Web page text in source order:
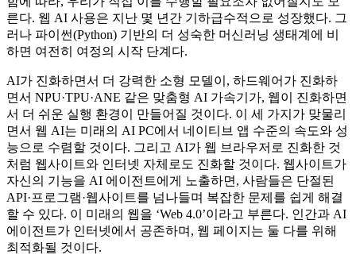
른다. 웹 AI 사용은 지난 몇 년간 기하급수적으로 성장했다. 그
러나 파이썬(Python) 기반의 더 성숙한 머신러닝 생태계에 비
하면 여전히 여정의 시작 단계다.
AI가 진화하면서 더 강력한 소형 모델이, 하드웨어가 진화하
면서 NPU·TPU·ANE 같은 맞춤형 AI 가속기가, 웹이 진화하면
서 더 쉬운 실행 환경이 만들어질 것이다. 이 세 가지가 맞물리
면서 웹 AI는 미래의 AI PC에서 네이티브 앱 수준의 속도와 성
능으로 수렴할 것이다. 그리고 AI가 웹 브라우저로 진화한 것
처럼 웹사이트와 인터넷 자체로도 진화할 것이다. 웹사이트가
자신의 기능을 AI 에이전트에게 노출하면, 사람들은 단절된
API·프로그램·웹사이트를 넘나들며 복잡한 문제를 쉽게 해결
할 수 있다. 이 미래의 웹을 ‘Web 4.0’이라고 부른다. 인간과 AI
에이전트가 인터넷에서 공존하며, 웹 페이지는 둘 다를 위해
최적화될 것이다.